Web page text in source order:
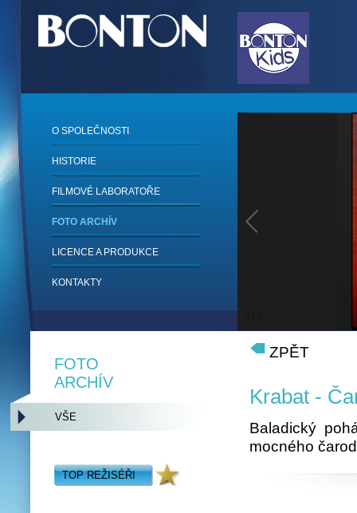
O SPOLEČNOSTI
HISTORIE
FILMOVÉ LABORATOŘE
FOTO ARCHÍV
LICENCE A PRODUKCE
KONTAKTY
ZPĚT
Krabat -
Baladický
mocného
FOTO
ARCHÍV
VŠE
TOP REŽISÉŘI